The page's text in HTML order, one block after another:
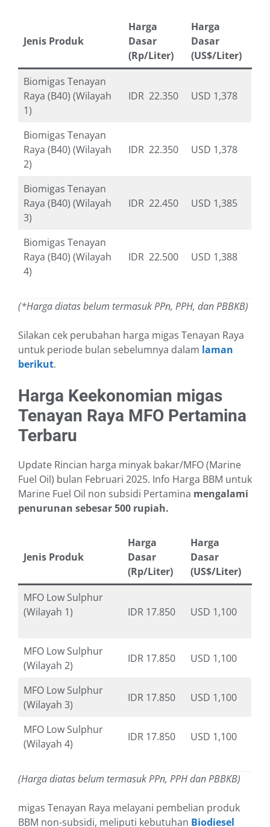
Jenis Produk
Harga
Dasar
(Rp/Liter)
Harga
Dasar
(US$/Liter)
Biomigas Tenayan
Raya (B40) (Wilayah
1)
IDR 22.350 USD 1,378
Biomigas Tenayan
Raya (B40) (Wilayah
2)
IDR 22.350 USD 1,378
Biomigas Tenayan
Raya (B40) (Wilayah
3)
IDR 22.450 USD 1,385
Biomigas Tenayan
Raya (B40) (Wilayah
4)
IDR 22.500 USD 1,388
(*Harga diatas belum termasuk PPn, PPH, dan PBBKB)
Silakan cek perubahan harga migas Tenayan Raya
untuk periode bulan sebelumnya dalam laman
berikut.
Harga Keekonomian migas
Tenayan Raya MFO Pertamina
Terbaru
Update Rincian harga minyak bakar/MFO (Marine
Fuel Oil) bulan Februari 2025. Info Harga BBM untuk
Marine Fuel Oil non subsidi Pertamina mengalami
penurunan sebesar 500 rupiah.
Jenis Produk
Harga
Dasar
(Rp/Liter)
Harga
Dasar
(US$/Liter)
MFO Low Sulphur
(Wilayah 1)
IDR 17.850 USD 1,100
MFO Low Sulphur
(Wilayah 2)
IDR 17.850 USD 1,100
MFO Low Sulphur
(Wilayah 3)
IDR 17.850 USD 1,100
MFO Low Sulphur
(Wilayah 4)
IDR 17.850 USD 1,100
(Harga diatas belum termasuk PPn, PPH dan PBBKB)
migas Tenayan Raya melayani pembelian produk
BBM non-subsidi, meliputi kebutuhan Biodiesel